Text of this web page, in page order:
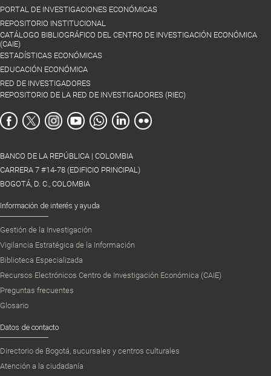
PORTAL DE INVESTIGACIONES ECONÓMICAS
REPOSITORIO INSTITUCIONAL
CATÁLOGO BIBLIOGRÁFICO DEL CENTRO DE INVESTIGACIÓN ECONÓMICA
(CAIE)
ESTADÍSTICAS ECONÓMICAS
EDUCACIÓN ECONÓMICA
RED DE INVESTIGADORES
REPOSITORIO DE LA RED DE INVESTIGADORES (RIEC)
BANCO DE LA REPÚBLICA | COLOMBIA
CARRERA 7 #14-78 (EDIFICIO PRINCIPAL)
BOGOTÁ, D. C., COLOMBIA
Información de interés y ayuda
Gestión de la Investigación
Vigilancia Estratégica de la Información
Biblioteca Especializada
Recursos Electrónicos Centro de Investigación Económica (CAIE)
Preguntas frecuentes
Glosario
Datos de contacto
Directorio de Bogotá, sucursales y centros culturales
Atención a la ciudadanía